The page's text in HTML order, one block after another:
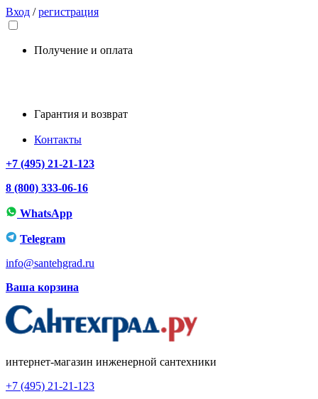
Вход /регистрация
Получение и оплата
Гарантия и возврат
Контакты
+7 (495) 21-21-123
8 (800) 333-06-16
WhatsApp
Telegram
info@santehgrad.ru
Ваша корзина
интернет-магазин инженерной сантехники
+7 (495) 21-21-123